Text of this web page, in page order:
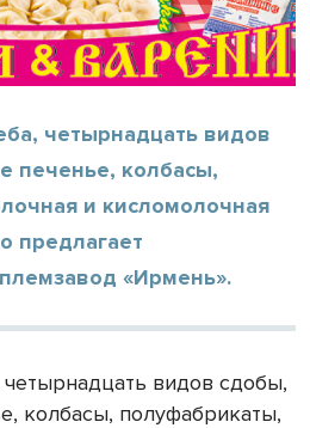
четырнадцать видов
печенье, колбасы,
и кисломолочная
предлагает
«Ирмень».
видов сдобы,
колбасы, полуфабрикаты,